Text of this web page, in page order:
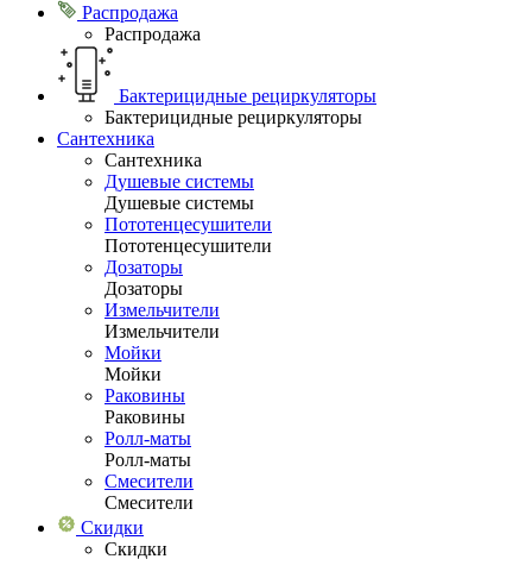
Распродажа
Распродажа
Бактерицидные рециркуляторы
Бактерицидные рециркуляторы
Сантехника
Сантехника
Душевые системы
Душевые системы
Пототенцесушители
Пототенцесушители
Дозаторы
Дозаторы
Измельчители
Измельчители
Мойки
Мойки
Раковины
Раковины
Ролл-маты
Ролл-маты
Смесители
Смесители
Скидки
Скидки